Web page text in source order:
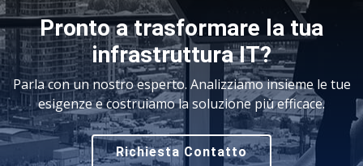
Pronto a trasformare la tua
infrastruttura IT?
Parla con un nostro esperto. Analizziamo insieme le tue
esigenze e costruiamo la soluzione più efficace.
Richiesta Contatto